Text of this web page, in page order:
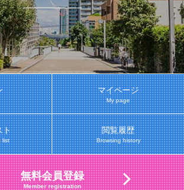
マイページ
My page
ト
list
閲覧履歴
Browsing history
無料会員登録
Member registration